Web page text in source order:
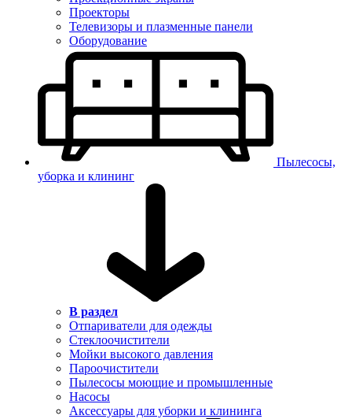
Проекторы
Телевизоры и плазменные панели
Оборудование
Пылесосы,
уборка и клининг
В раздел
Отпариватели для одежды
Стеклоочистители
Мойки высокого давления
Пароочистители
Пылесосы моющие и промышленные
Насосы
Аксессуары для уборки и клининга